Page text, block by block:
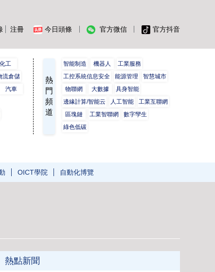
注冊 今日頭條 官方微信 官方抖音
化工
流倉儲
汽車
熱
門
頻
道
智能制造 機器人
工業服務
工控系統信息安全
能源管理
智慧城市
物聯網
大數據
具身智能
邊緣計算/智能云
人工智能
工業互聯網
區塊鏈
工業智聯網
數字孿生
綠色低碳
OICT學院 自動化博覽
熱點新聞